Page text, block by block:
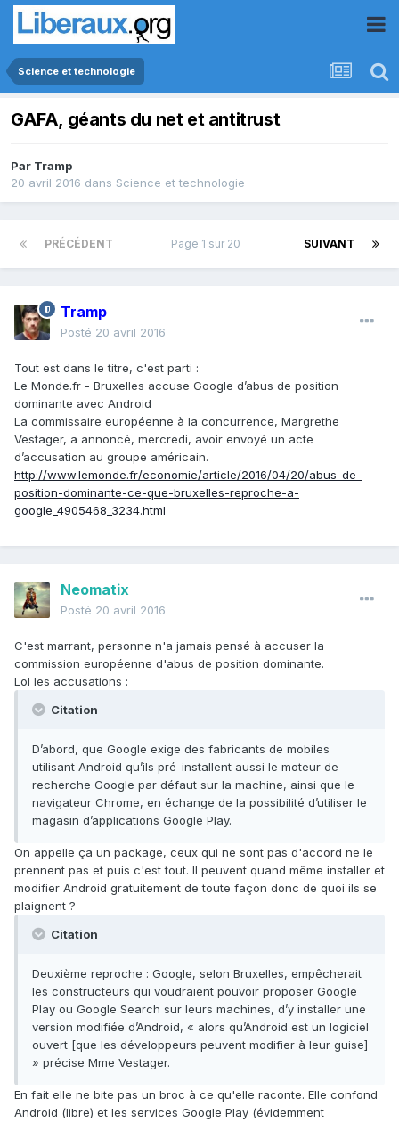
Science et technologie
GAFA, géants du net et antitrust
Par Tramp
20 avril 2016 dans Science et technologie
PRÉCÉDENT SUIVANT
Page 1 sur 20
Tramp
Posté 20 avril 2016
Tout est dans le titre, c'est parti :
Le Monde.fr - Bruxelles accuse Google d’abus de position
dominante avec Android
La commissaire européenne à la concurrence, Margrethe
Vestager, a annoncé, mercredi, avoir envoyé un acte
d’accusation au groupe américain.
http://www.lemonde.fr/economie/article/2016/04/20/abus-de-
position-dominante-ce-que-bruxelles-reproche-a-
google_4905468_3234.html
Neomatix
Posté 20 avril 2016
C'est marrant, personne n'a jamais pensé à accuser la
commission européenne d'abus de position dominante.
Lol les accusations :
Citation
D’abord, que Google exige des fabricants de mobiles
utilisant Android qu’ils pré-installent aussi le moteur de
recherche Google par défaut sur la machine, ainsi que le
navigateur Chrome, en échange de la possibilité d’utiliser le
magasin d’applications Google Play.
On appelle ça un package, ceux qui ne sont pas d'accord ne le
prennent pas et puis c'est tout. Il peuvent quand même installer et
modifier Android gratuitement de toute façon donc de quoi ils se
plaignent ?
Citation
Deuxième reproche : Google, selon Bruxelles, empêcherait
les constructeurs qui voudraient pouvoir proposer Google
Play ou Google Search sur leurs machines, d’y installer une
version modifiée d’Android, « alors qu’Android est un logiciel
ouvert [que les développeurs peuvent modifier à leur guise]
» précise Mme Vestager.
En fait elle ne bite pas un broc à ce qu'elle raconte. Elle confond
Android (libre) et les services Google Play (évidemment